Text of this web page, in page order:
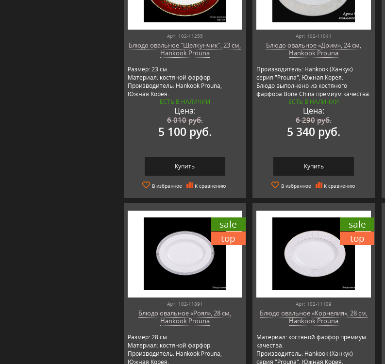
Арт: 102-11255
Блюдо овальное "Щелкунчик", 23 см,
Hankook Prouna
Размер: 23 см.
Материал: костяной фарфор.
Производитель: Hankook Prouna,
Южная Корея.
ЕСТЬ В НАЛИЧИИ
Цена:
6 010руб.
5 100 руб.
Купить
В избранное К сравнению
Арт: 102-11041
Блюдо овальное «Дрим», 24 см,
Hankook Prouna
Производитель: Hankook (Ханкук)
серия "Prouna", Южная Корея.
Блюдо выполнено из костяного
фарфора Bone China премиум качества.
ЕСТЬ В НАЛИЧИИ
Цена:
6 290руб.
5 340 руб.
Купить
В избранное К сравнению
sale
top
Арт: 102-11891
Блюдо овальное «Роял», 28 см,
Hankook Prouna
Размер: 28 см.
Материал: костяной фарфор.
Производитель: Hankook Prouna,
Южная Корея.
sale
top
Арт: 102-11109
Блюдо овальное «Корнелия», 28 см,
Hankook Prouna
Материал: костяной фарфор премиум
качества.
Производитель: Hankook (Ханкук)
серия "Prouna", Южная Корея.